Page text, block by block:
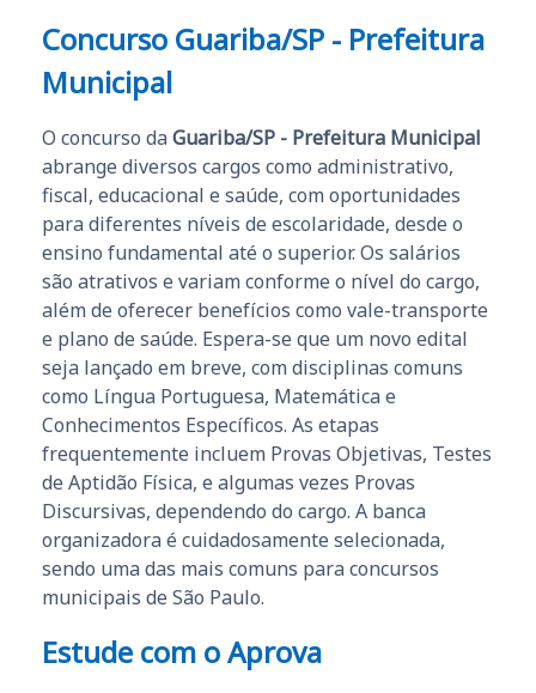
Concurso Guariba/SP - Prefeitura
Municipal
O concurso da Guariba/SP - Prefeitura Municipal
abrange diversos cargos como administrativo,
fiscal, educacional e saúde, com oportunidades
para diferentes níveis de escolaridade, desde o
ensino fundamental até o superior. Os salários
são atrativos e variam conforme o nível do cargo,
além de oferecer benefícios como vale-transporte
e plano de saúde. Espera-se que um novo edital
seja lançado em breve, com disciplinas comuns
como Língua Portuguesa, Matemática e
Conhecimentos Específicos. As etapas
frequentemente incluem Provas Objetivas, Testes
de Aptidão Física, e algumas vezes Provas
Discursivas, dependendo do cargo. A banca
organizadora é cuidadosamente selecionada,
sendo uma das mais comuns para concursos
municipais de São Paulo.
Estude com o Aprova